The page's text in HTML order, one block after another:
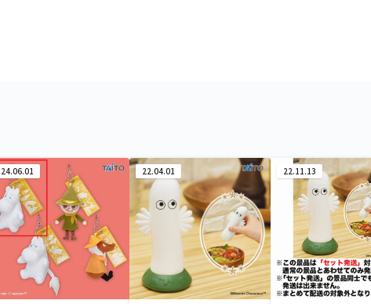
24.06.01 22.04.01 22.11.13